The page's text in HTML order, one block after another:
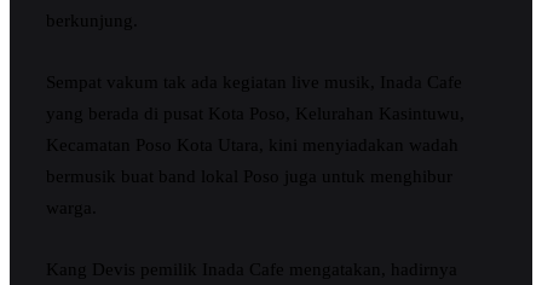
berkunjung.
Sempat vakum tak ada kegiatan live musik, Inada Cafe
yang berada di pusat Kota Poso, Kelurahan Kasintuwu,
Kecamatan Poso Kota Utara, kini menyiadakan wadah
bermusik buat band lokal Poso juga untuk menghibur
warga.
Kang Devis pemilik Inada Cafe mengatakan, hadirnya